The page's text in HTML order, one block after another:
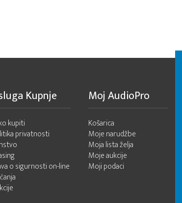
Kupnje
kupiti
privatnosti
o sigurnosti on-line
Moj AudioPro
Košarica
Moje narudžbe
Moja lista želja
Moje aukcije
Moji podaci